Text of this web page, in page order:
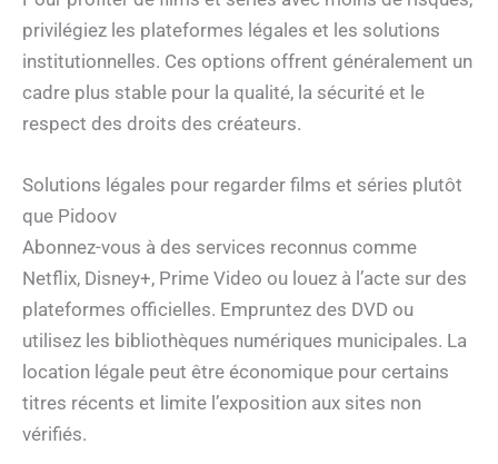
privilégiez les plateformes légales et les solutions
institutionnelles. Ces options offrent généralement un
cadre plus stable pour la qualité, la sécurité et le
respect des droits des créateurs.
Solutions légales pour regarder films et séries plutôt
que Pidoov
Abonnez-vous à des services reconnus comme
Netflix, Disney+, Prime Video ou louez à l’acte sur des
plateformes officielles. Empruntez des DVD ou
utilisez les bibliothèques numériques municipales. La
location légale peut être économique pour certains
titres récents et limite l’exposition aux sites non
vérifiés.